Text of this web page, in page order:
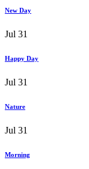
New Day
Jul 31
Happy Day
Jul 31
Nature
Jul 31
Morning